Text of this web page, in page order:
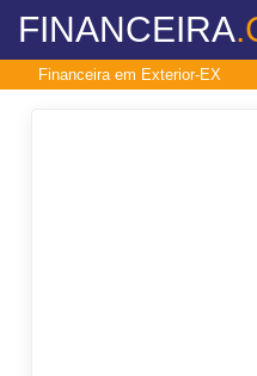
FINANCEIRA
Financeira em Exterior-EX